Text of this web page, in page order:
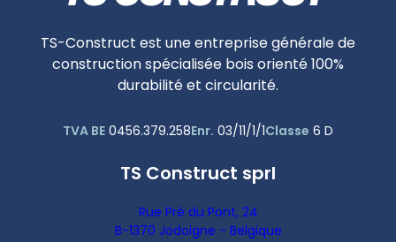
TS-Construct est une entreprise générale de
construction spécialisée bois orienté 100%
durabilité et circularité.
TVA BE 0456.379.258Enr. 03/11/1/1Classe 6 D
TS Construct sprl
Rue Pré du Pont, 24
B-1370 Jodoigne - Belgique